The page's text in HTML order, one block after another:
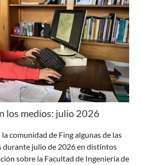
los medios: julio 2026
comunidad de Fing algunas de las
durante julio de 2026 en distintos
sobre la Facultad de Ingeniería de